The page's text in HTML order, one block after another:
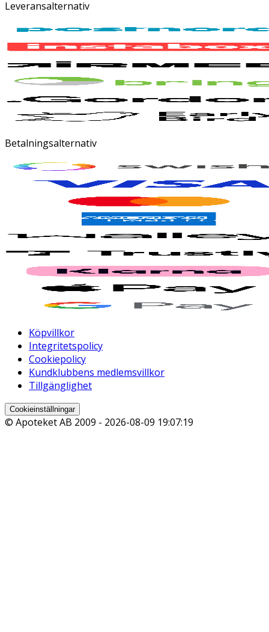
Leveransalternativ
Betalningsalternativ
Köpvillkor
Integritetspolicy
Cookiepolicy
Kundklubbens medlemsvillkor
Tillgänglighet
Cookieinställningar
© Apoteket AB 2009 - 2026-08-09 19:07:19